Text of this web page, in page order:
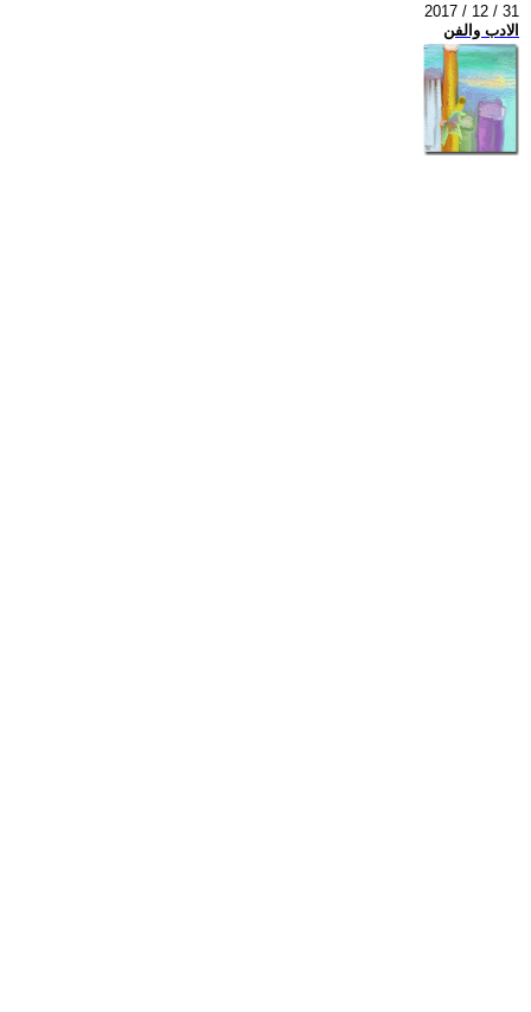
2017 / 12 / 31
الادب والفن